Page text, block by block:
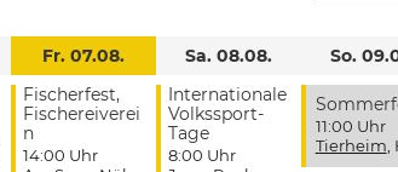
Fr. 07.08.
Fischerfest,
Fischereiverei
n
14:00 Uhr
Sa. 08.08.
Internationale
Volkssport-
Tage
8:00 Uhr
So.
11:00 Uhr
Tierheim